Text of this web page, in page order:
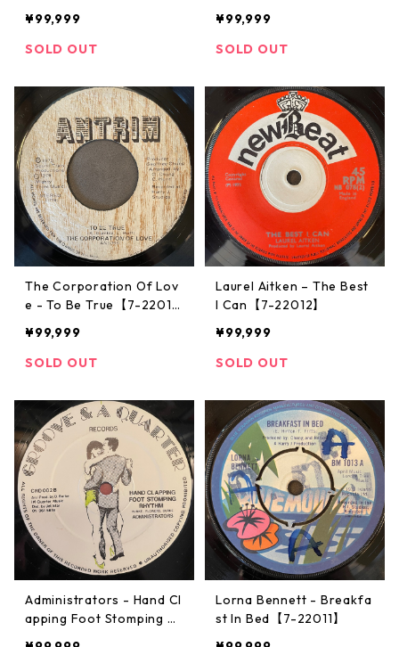
¥99,999
SOLD OUT
¥99,999
SOLD OUT
The Corporation Of Lov
e - To Be True【7-2201
¥99,999
SOLD OUT
Laurel Aitken ‎– The Best
I Can【7-22012】
¥99,999
SOLD OUT
Administrators - Hand Cl
apping Foot Stomping M
Lorna Bennett - Breakfa
st In Bed【7-22011】